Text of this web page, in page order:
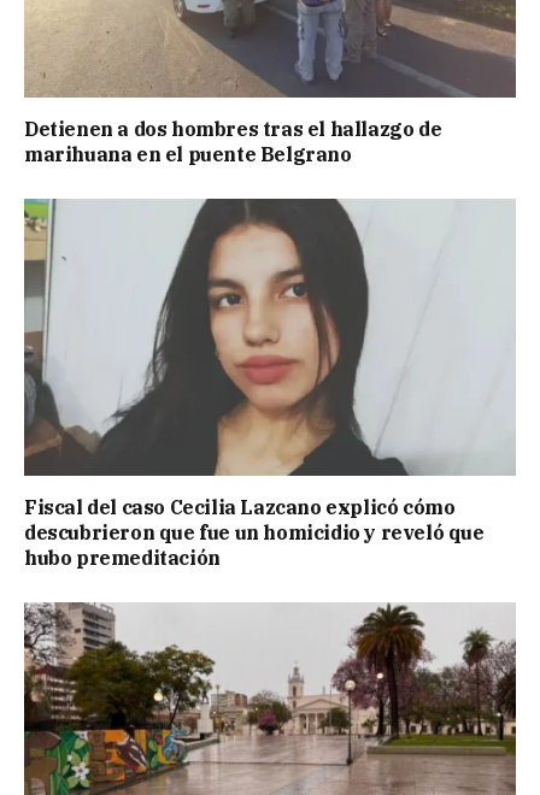
Detienen a dos hombres tras el hallazgo de
marihuana en el puente Belgrano
Fiscal del caso Cecilia Lazcano explicó cómo
descubrieron que fue un homicidio y reveló que
hubo premeditación